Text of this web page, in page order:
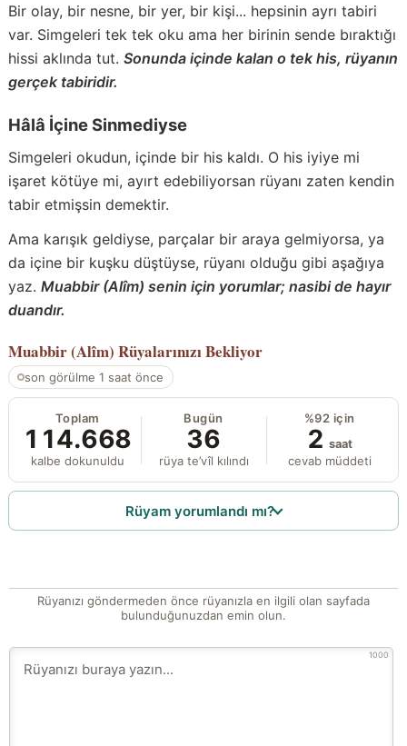
Bir olay, bir nesne, bir yer, bir kişi... hepsinin ayrı tabiri
var. Simgeleri tek tek oku ama her birinin sende bıraktığı
hissi aklında tut. Sonunda içinde kalan o tek his, rüyanın
gerçek tabiridir.
Hâlâ İçine Sinmediyse
Simgeleri okudun, içinde bir his kaldı. O his iyiye mi
işaret kötüye mi, ayırt edebiliyorsan rüyanı zaten kendin
tabir etmişsin demektir.
Ama karışık geldiyse, parçalar bir araya gelmiyorsa, ya
da içine bir kuşku düştüyse, rüyanı olduğu gibi aşağıya
yaz. Muabbir (Alîm) senin için yorumlar; nasibi de hayır
duandır.
Muabbir (Alîm) Rüyalarınızı Bekliyor
son görülme 1 saat önce
Toplam
114.668
kalbe dokunuldu
Bugün
36
rüya te’vîl kılındı
%92 için
2 saat
cevab müddeti
Rüyam yorumlandı mı?
Rüyanızı göndermeden önce rüyanızla en ilgili olan sayfada
bulunduğunuzdan emin olun.
1000